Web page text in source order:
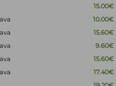
15.00€
10.00€
15.60€
9.60€
15.60€
17.40€